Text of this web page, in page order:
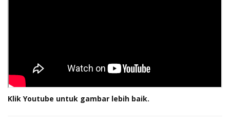
Klik Youtube untuk gambar lebih baik.